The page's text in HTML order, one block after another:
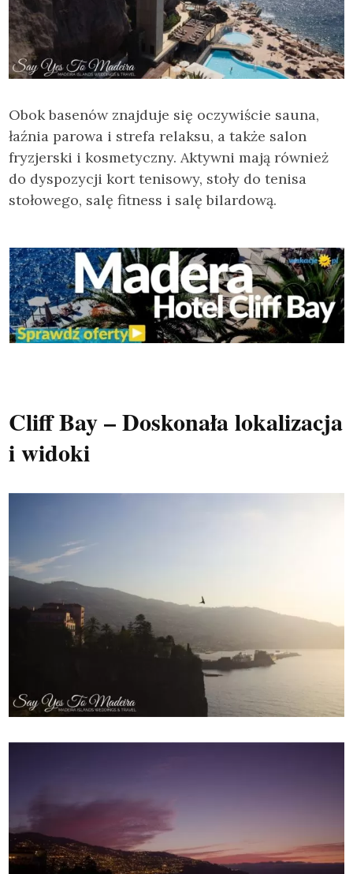
Obok basenów znajduje się oczywiście sauna,
łaźnia parowa i strefa relaksu, a także salon
fryzjerski i kosmetyczny. Aktywni mają również
do dyspozycji kort tenisowy, stoły do tenisa
stołowego, salę fitness i salę bilardową.
Cliff Bay – Doskonała lokalizacja
i widoki